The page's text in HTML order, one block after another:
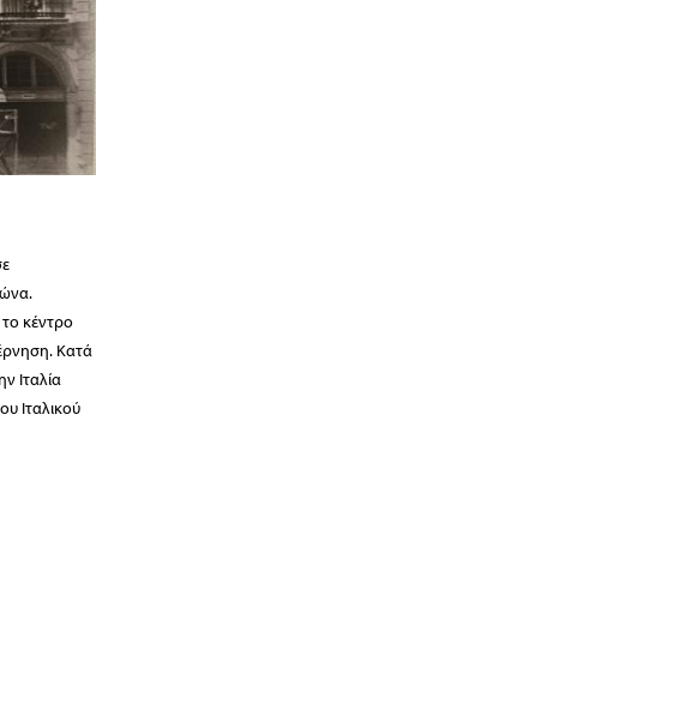
το κέντρο
Κατά
Ιταλία
Ιταλικού